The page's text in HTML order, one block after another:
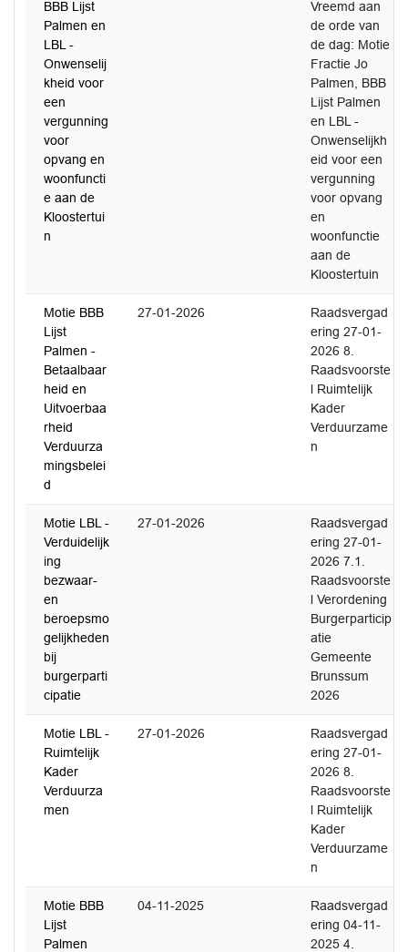
BBB Lijst
Palmen en
LBL -
Onwenselij
kheid voor
een
vergunning
voor
opvang en
woonfuncti
e aan de
Kloostertui
n
Vreemd aan
de orde van
de dag: Motie
Fractie Jo
Palmen, BBB
Lijst Palmen
en LBL -
Onwenselijkh
eid voor een
vergunning
voor opvang
en
woonfunctie
aan de
Kloostertuin
Motie BBB
Lijst
Palmen -
Betaalbaar
heid en
Uitvoerbaa
rheid
Verduurza
mingsbelei
d
27-01-2026
Raadsvergad
ering 27-01-
2026 8.
Raadsvoorste
l Ruimtelijk
Kader
Verduurzame
n
Motie LBL -
Verduidelijk
ing
bezwaar-
en
beroepsmo
gelijkheden
bij
burgerparti
cipatie
27-01-2026
Raadsvergad
ering 27-01-
2026 7.1.
Raadsvoorste
l Verordening
Burgerparticip
atie
Gemeente
Brunssum
2026
Motie LBL -
Ruimtelijk
Kader
Verduurza
men
27-01-2026
Raadsvergad
ering 27-01-
2026 8.
Raadsvoorste
l Ruimtelijk
Kader
Verduurzame
n
Motie BBB
Lijst
Palmen
04-11-2025
Raadsvergad
ering 04-11-
2025 4.